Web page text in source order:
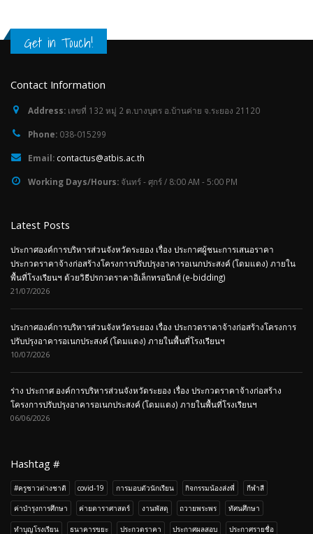
Get in Touch!
Contact Information
Address: เลขที่ 132 หมู่ 2 ต.บางบุตร อ.บ้านค่าย จ.ระยอง 21120
Phone: 038-015299
Email: contactus@atbis.ac.th
Working Days/Hours: จันทร์ - ศุกร์ / 8:00 AM - 5:00 PM
Latest Posts
ประกาศองค์การบริหารส่วนจังหวัดระยอง เรื่อง ประกาศผู้ชนะการเสนอราคา
ประกวดราคาจ้างก่อสร้างโครงการปรับปรุงอาคารอเนกประสงค์ (โดมแดง) ภายใน
พื้นที่โรงเรียนฯ ด้วยวิธีปรกวดราคาอิเล็กทรอนิกส์ (e-bidding)
21/07/2026
ประกาศองค์การบริหารส่วนจังหวัดระยอง เรื่อง ประกวดราคาจ้างก่อสร้างโครงการ
ปรับปรุงอาคารอเนกประสงค์ (โดมแดง) ภายในพื้นที่โรงเรียนฯ
10/07/2026
ร่าง ประกาศ องค์การบริหารส่วนจังหวัดระยอง เรื่อง ประกวดราคาจ้างก่อสร้าง
โครงการปรับปรุงอาคารอเนกประสงค์ (โดมแดง) ภายในพื้นที่โรงเรียนฯ
06/06/2026
Hashtag #
#ครูชาวต่างชาติ covid-19 การมอบตัวนักเรียน กิจกรรมน้องส่งพี่ กีฬาสี
ค่าบำรุงการศึกษา ค่ายดาราศาสตร์ งานพัสดุ ถวายพระพร ทัศนศึกษา
ทำบุญโรงเรียน ธนาคารขยะ ประกวดราคา ประกาศผลสอบ ประกาศรายชื่อ